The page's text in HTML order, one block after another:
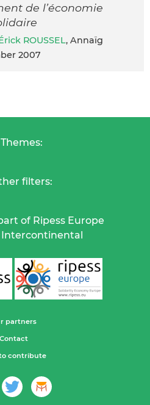
de l’économie
ROUSSEL, Annaïg
2007
Themes:
filters:
of Ripess Europe
Intercontinental
partners
Contact
contribute